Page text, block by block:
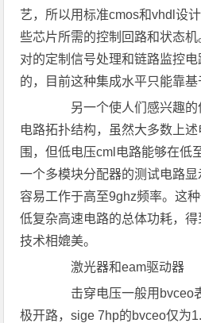
艺，所以用标准cmos和vhdl设
些芯片所需的控制回路和状态
对的定制信号处理和链路监控
的，目前这种集成水平只能靠基
另一个使人们感兴趣的
电路拓扑结构，虽然大多数上
围，但低电压cml电路能够在低
一个多模块分配器的测试电路
容易工作于高至9ghz频率。这
低复杂高速电路的总体功耗，
技术相媲美。
激光器和eam驱动器
击穿电压一般用bvceo表
极开路，sige 7hp的bvceo仅为